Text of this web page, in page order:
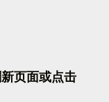
新页面或点击